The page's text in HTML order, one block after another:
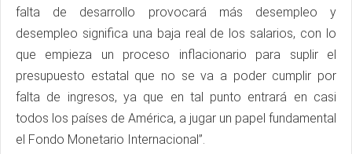
falta de desarrollo provocará más desempleo y
desempleo significa una baja real de los salarios, con lo
que empieza un proceso inflacionario para suplir el
presupuesto estatal que no se va a poder cumplir por
falta de ingresos, ya que en tal punto entrará en casi
todos los países de América, a jugar un papel fundamental
el Fondo Monetario Internacional”.